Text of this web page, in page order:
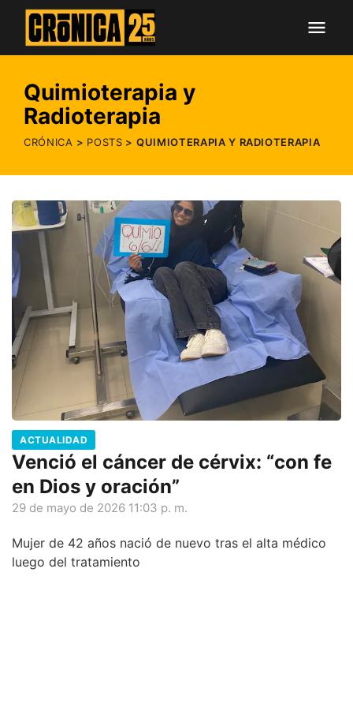
Quimioterapia y
Radioterapia
CRÓNICA POSTS QUIMIOTERAPIA Y RADIOTERAPIA
ACTUALIDAD
Venció el cáncer de cérvix: “con fe
en Dios y oración”
29 de mayo de 2026 11:03 p. m.
Mujer de 42 años nació de nuevo tras el alta médico
luego del tratamiento